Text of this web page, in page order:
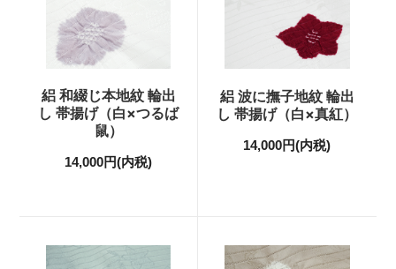
絽 和綴じ本地紋 輪出
し 帯揚げ（白×つるば
鼠）
14,000円(内税)
絽 波に撫子地紋 輪出
し 帯揚げ（白×真紅）
14,000円(内税)